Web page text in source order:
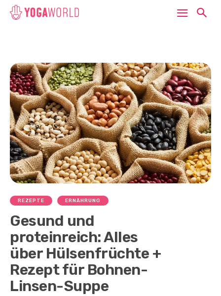
REZEPTE ERNÄHRUNG
Gesund und
proteinreich: Alles
über Hülsenfrüchte +
Rezept für Bohnen-
Linsen-Suppe